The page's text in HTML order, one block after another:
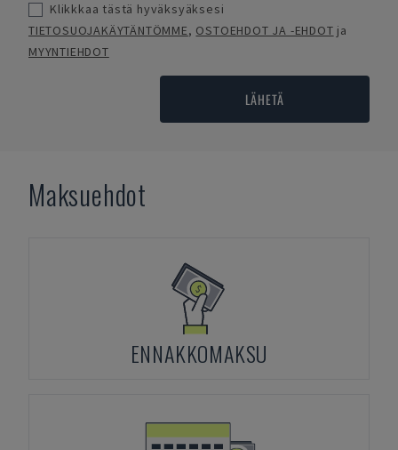
Klikkkaa tästä hyväksyäksesi
TIETOSUOJAKÄYTÄNTÖMME, OSTOEHDOT JA -EHDOT ja
MYYNTIEHDOT
LÄHETÄ
Maksuehdot
ENNAKKOMAKSU